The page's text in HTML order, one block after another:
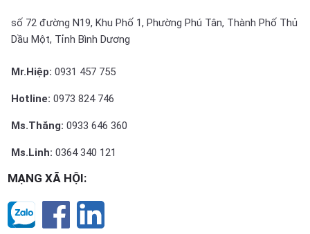
số 72 đường N19, Khu Phố 1, Phường Phú Tân, Thành Phố Thủ
Dầu Một, Tỉnh Bình Dương
Mr.Hiệp: 0931 457 755
Hotline: 0973 824 746
Ms.Thắng: 0933 646 360
Ms.Linh: 0364 340 121
MẠNG XÃ HỘI: